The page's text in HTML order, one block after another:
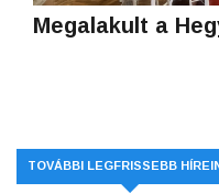
Megalakult a
TOVÁBBI LEGFRISSEBB